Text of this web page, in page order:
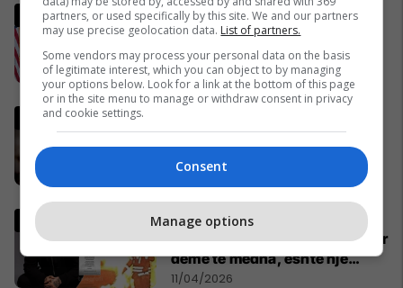
Ish-zyrtari amerikan, Kent:
SHBA-ja do të largohet nga
NATO dhe do ta mbështet
Izraelin në një luftë të
mundshme me Turqinë në Siri
09/04/2026
lëshon një deklaratë të rrallë
06/04/2026
Ia djegin veturat në Zvicër,
reagon Mozzik: Janë shkaktuar
dëme të mëdha, është një
bandë nga Franca
11/04/2026
partners, or used specifically by this site. We and our partners
may use precise geolocation data. List of partners.
Some vendors may process your personal data on the basis
of legitimate interest, which you can object to by managing
your options below. Look for a link at the bottom of this page
or in the site menu to manage or withdraw consent in privacy
and cookie settings.
Consent
Manage options